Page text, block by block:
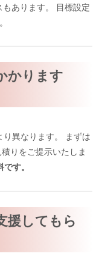
あります。 目標設定
かります
異なります。 まずは
りをご提示いたしま
す。
援してもら